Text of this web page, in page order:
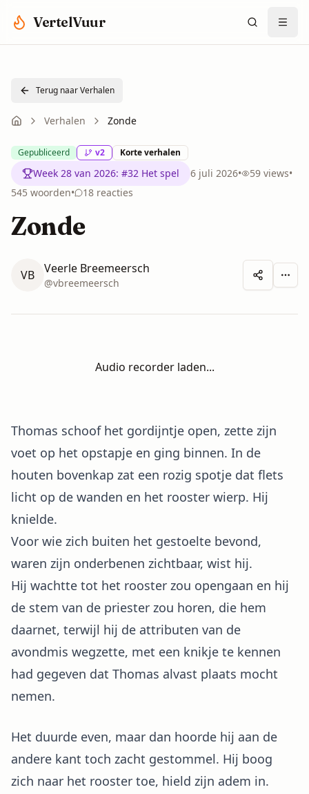
VertelVuur
Terug naar Verhalen
Verhalen Zonde
Gepubliceerd v2 Korte verhalen
Week 28 van 2026: #32 Het spel 6 juli 2026• 59 views•
545 woorden• 18 reacties
Zonde
VB Veerle Breemeersch
@vbreemeersch
Audio recorder laden...
Thomas schoof het gordijntje open, zette zijn
voet op het opstapje en ging binnen. In de
houten bovenkap zat een rozig spotje dat flets
licht op de wanden en het rooster wierp. Hij
knielde.
Voor wie zich buiten het gestoelte bevond,
waren zijn onderbenen zichtbaar, wist hij.
Hij wachtte tot het rooster zou opengaan en hij
de stem van de priester zou horen, die hem
daarnet, terwijl hij de attributen van de
avondmis wegzette, met een knikje te kennen
had gegeven dat Thomas alvast plaats mocht
nemen.
Het duurde even, maar dan hoorde hij aan de
andere kant toch zacht gestommel. Hij boog
zich naar het rooster toe, hield zijn adem in.